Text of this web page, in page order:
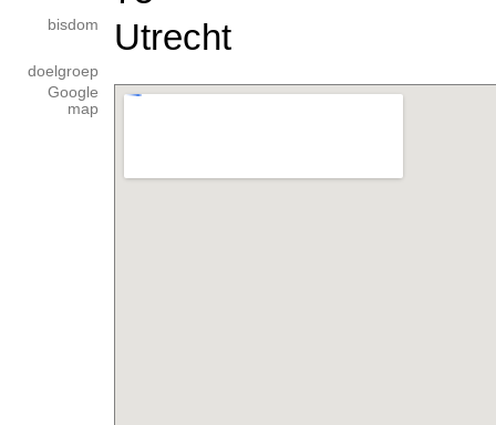
bisdom Utrecht
doelgroep
Google
map